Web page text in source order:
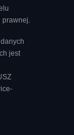
prawnej.
jest